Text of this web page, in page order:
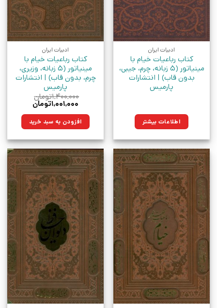
ادبیات ایران
کتاب رباعیات خیام با
مینیاتور (5 زبانه، چرم، جیبی،
بدون قاب) | انتشارات
پارمیس
اطلاعات بیشتر
ادبیات ایران
کتاب رباعیات خیام با
مینیاتور (5 زبانه، وزیری،
چرم، بدون قاب) | انتشارات
پارمیس
۱,۴۰۰,۰۰۰تومان
قیمت
۱,۴۰۰,۰۰۰تومان
بود.
۱,۰۰۱,۰۰۰تومان
۱,۰۰۱,۰۰۰تومان.افزودن به سبد خرید